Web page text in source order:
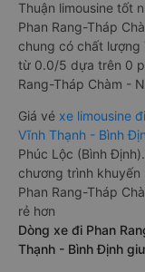
Thuận limousine tốt
Phan Rang-Tháp
chung có chất lượng
từ 0.0/5 dựa trên 0
Rang-Tháp Chàm -
Giá vé xe limousine
Vĩnh Thạnh - Bình
Phúc Lộc (Bình
chương trình khuyến
Phan Rang-Tháp
rẻ hơn
Dòng xe đi Phan
Thạnh - Bình Định